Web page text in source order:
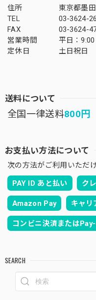
住所
東京都墨
TEL
03-3624-
FAX
03-3624-
営業時間
平日：
定休日
土日祝日
送料について
全国一律送料800円
お支払い方法について
次の方法がご利用いただけ
PAY ID あと払い ク
Amazon Pay キャリ
コンビニ決済または
SEARCH